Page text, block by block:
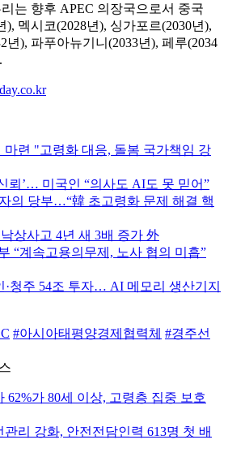
는 향후 APEC 의장국으로서 중국
), 멕시코(2028년), 싱가포르(2030년),
년), 파푸아뉴기니(2033년), 페루(2034
마련 "고령화 대응, 돌봄 국가책임 강
뢰’… 미국인 “의사도 AI도 못 믿어”
의 당부…“韓 초고령화 문제 해결 핵
상사고 4년 새 3배 증가 外
“계속고용의무제, 노사 협의 미흡”
·청주 54조 투자… AI 메모리 생산기지
#아시아태평양경제협력체 #경주선
62%가 80세 이상, 고령층 집중 보호
리 강화, 안전전담인력 613명 첫 배